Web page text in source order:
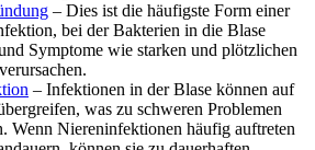
– Dies ist die häufigste Form einer
bei der Bakterien in die Blase
Symptome wie starken und plötzlichen
– Infektionen in der Blase können auf
was zu schweren Problemen
Wenn Niereninfektionen häufig auftreten